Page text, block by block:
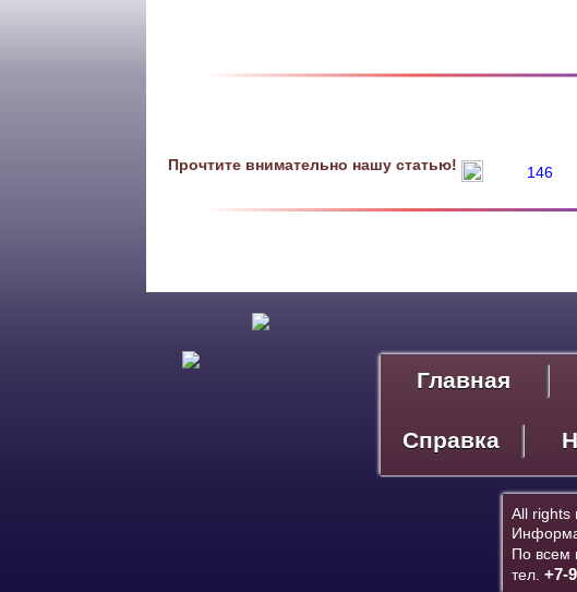
Прочтите внимательно нашу статью! 146
Главная
Справка
All rights
По всем
тел. +7-